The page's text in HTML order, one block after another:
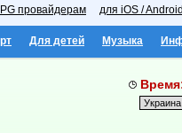
провайдерам для iOS /
Для детей Музыка